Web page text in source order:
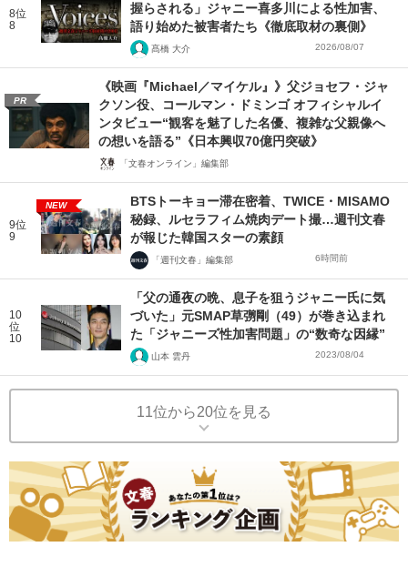
8位
8
握らされる」ジャニー喜多川による性加害、
語り始めた被害者たち《徹底取材の裏側》
髙橋 大介 2026/08/07
PR
《映画『Michael／マイケル』》父ジョセフ・ジャ
クソン役、コールマン・ドミンゴ オフィシャルイ
ンタビュー“観客を魅了した名優、複雑な父親像へ
の想いを語る”《日本興収70億円突破》
「文春オンライン」編集部
9位
9
NEW
BTSトーキョー滞在密着、TWICE・MISAMO
秘録、ルセラフィム焼肉デート撮…週刊文春
が報じた韓国スターの素顔
「週刊文春」編集部 6時間前
10
位
10
「父の通夜の晩、息子を狙うジャニー氏に気
づいた」元SMAP草彅剛（49）が巻き込まれ
た「ジャニーズ性加害問題」の“数奇な因縁”
山本 雲丹 2023/08/04
11位から20位を見る